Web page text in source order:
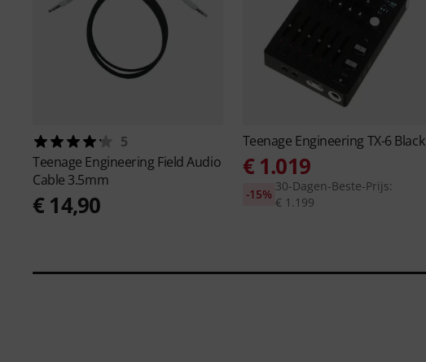
5
Teenage Engineering Field Audio
Cable 3.5mm
€ 14,90
Teenage Engineering TX-6 Black
€ 1.019
30-Dagen-Beste-Prijs:
€ 1.199
-15%